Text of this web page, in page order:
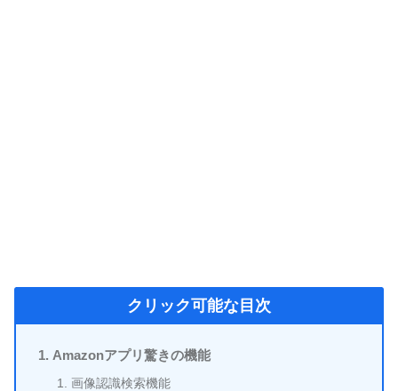
クリック可能な目次
Amazonアプリ驚きの機能
画像認識検索機能